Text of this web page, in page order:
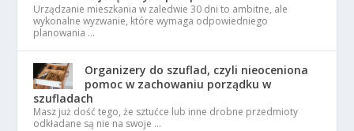
Urządzanie mieszkania w zaledwie 30 dni to ambitne, ale
wykonalne wyzwanie, które wymaga odpowiedniego
planowania …
Organizery do szuflad, czyli nieoceniona
pomoc w zachowaniu porządku w
szufladach
Masz już dość tego, że sztućce lub inne drobne przedmioty
odkładane są nie na swoje …